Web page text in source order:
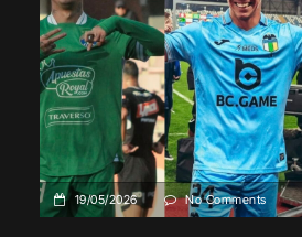
19/05/2026 No Comments